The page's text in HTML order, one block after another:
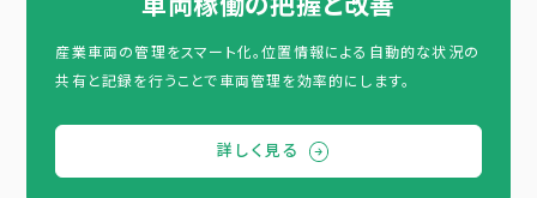
産業車両の管理をスマート化。位置情報による自動的な状況の
共有と記録を行うことで車両管理を効率的にします。
詳しく見る